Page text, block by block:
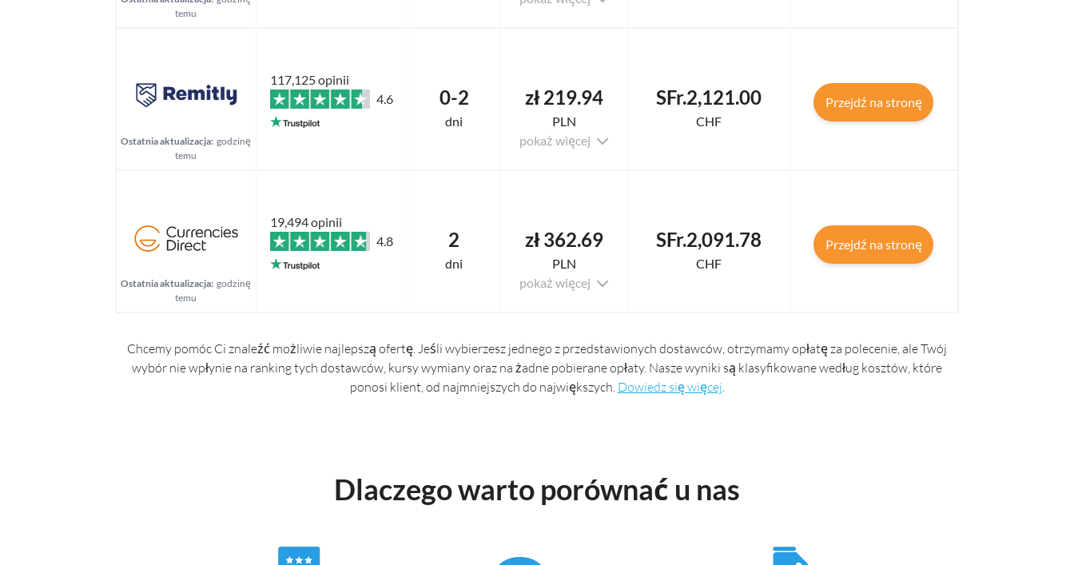
temu
Ostatnia aktualizacja: godzinę
temu
117,125 opinii
4.6
0-2
dni
zł 219.94
PLN
pokaż więcej
SFr.2,121.00
CHF
Przejdź na stronę
Ostatnia aktualizacja: godzinę
temu
19,494 opinii
4.8
2
dni
zł 362.69
PLN
pokaż więcej
SFr.2,091.78
CHF
Przejdź na stronę
Chcemy pomóc Ci znaleźć możliwie najlepszą ofertę. Jeśli wybierzesz jednego z przedstawionych dostawców, otrzymamy opłatę za polecenie, ale Twój
wybór nie wpłynie na ranking tych dostawców, kursy wymiany oraz na żadne pobierane opłaty. Nasze wyniki są klasyfikowane według kosztów, które
ponosi klient, od najmniejszych do największych. Dowiedz się więcej
Dlaczego warto porównać u nas